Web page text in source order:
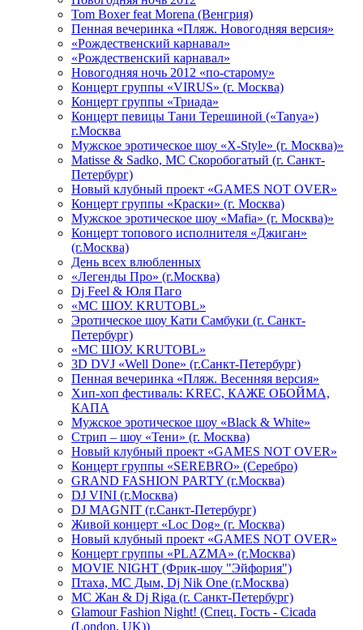
Tom Boxer feat Morena (Венгрия)
Пенная вечеринка «Пляж. Новогодняя версия»
«Рождественский карнавал»
«Рождественский карнавал»
Новогодняя ночь 2012 «по-старому»
Концерт группы «VIRUS» (г. Москва)
Концерт группы «Триада»
Концерт певицы Тани Терешиной («Tanya»)
г.Москва
Мужское эротическое шоу «X-Style» (г. Москва)»
Matissе & Sadko, MC Скоробогатый (г. Санкт-
Петербург)
Новый клубный проект «GAMES NOT OVER»
Концерт группы «Краски» (г. Москва)
Мужское эротическое шоу «Mafia» (г. Москва)»
Концерт топового исполнителя «Джиган»
(г.Москва)
День всех влюбленных
«Легенды Про» (г.Москва)
Dj Feel & Юля Паго
«МС ШОУ. KRUTOBL»
Эротическое шоу Кати Самбуки (г. Санкт-
Петербург)
«МС ШОУ. KRUTOBL»
3D DVJ «Well Done» (г.Санкт-Петербург)
Пенная вечеринка «Пляж. Весенняя версия»
Хип-хоп фестиваль: KREC, КАЖЕ ОБОЙМА,
КАПА
Мужское эротическое шоу «Black & White»
Стрип – шоу «Тени» (г. Москва)
Новый клубный проект «GAMES NOT OVER»
Концерт группы «SEREBRO» (Серебро)
GRAND FASHION PARTY (г.Москва)
DJ VINI (г.Москва)
DJ MAGNIT (г.Санкт-Петербург)
Живой концерт «Loc Dog» (г. Москва)
Новый клубный проект «GAMES NOT OVER»
Концерт группы «PLAZMA» (г.Москва)
MOVIE NIGHT (Фрик-шоу "Эйфория")
Птаха, МС Дым, Dj Nik One (г.Москва)
МС Жан & Dj Riga (г. Санкт-Петербург)
Glamour Fashion Night! (Спец. Гость - Cicada
(London, UK))